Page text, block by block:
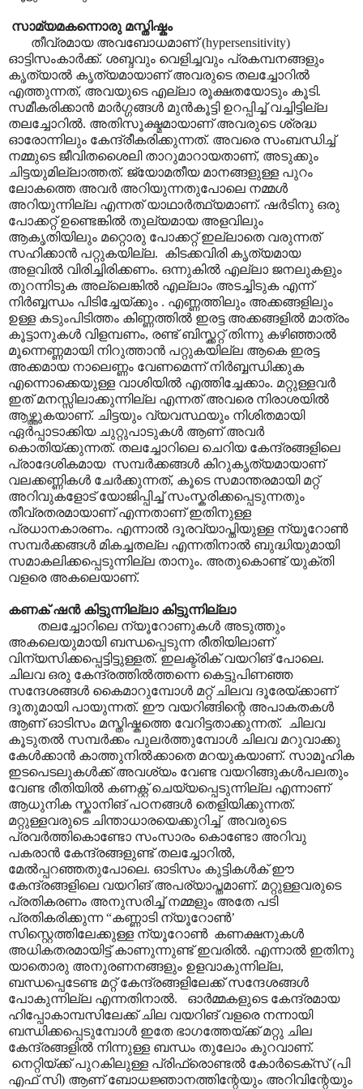
സാമ്യമകന്നൊരു മസ്തിഷ്കം
തീവ്രമായ അവബോധമാണ് (hypersensitivity)
ഓട്ടിസംകാർക്ക്. ശബ്ദവും വെളിച്ചവും പ്രകമ്പനങ്ങളും
കൃത്യാൽ കൃത്യമായാണ് അവരുടെ തലച്ചോറിൽ
എത്തുന്നത്, അവയുടെ എല്ലാ രൂക്ഷതയോടും കൂടി.
സമീകരിക്കാൻ മാർഗ്ഗങ്ങൾ മുൻകൂട്ടി ഉറപ്പിച്ച് വച്ചിട്ടില്ല
തലച്ചോറിൽ. അതിസൂക്ഷ്മമായാണ് അവരുടെ ശ്രദ്ധ
ഓരോന്നിലും കേന്ദ്രീകരിക്കുന്നത്. അവരെ സംബന്ധിച്ച്
നമ്മുടെ ജീവിതശൈലി താറുമാറായതാണ്, അടുക്കും
ചിട്ടയുമില്ലാത്തത്. ജ്യോമതീയ മാനങ്ങളുള്ള പുറം
ലോകത്തെ അവർ അറിയുന്നതുപോലെ നമ്മൾ
അറിയുന്നില്ല എന്നത് യാഥാർത്ഥ്യമാണ്. ഷർടിനു ഒരു
പോക്കറ്റ് ഉണ്ടെങ്കിൽ തുല്യമായ അളവിലും
ആകൃതിയിലും മറ്റൊരു പോക്കറ്റ് ഇല്ലാതെ വരുന്നത്
സഹിക്കാൻ പറ്റുകയില്ല. കിടക്കവിരി കൃത്യമായ
അളവിൽ വിരിച്ചിരിക്കണം. ഒന്നുകിൽ എല്ലാ ജനലുകളും
തുറന്നിടുക അല്ലെങ്കിൽ എല്ലാം അടച്ചിടുക എന്ന്
നിർബ്ബന്ധം പിടിച്ചേയ്ക്കും . എണ്ണത്തിലും അക്കങ്ങളിലും
ഉള്ള കടുംപിടിത്തം കിണ്ണത്തിൽ ഇരട്ട അക്കങ്ങളിൽ മാത്രം
കൂട്ടാനുകൾ വിളമ്പണം, രണ്ട് ബിസ്ക്കറ്റ് തിന്നു കഴിഞ്ഞാൽ
മൂന്നെണ്ണമായി നിറുത്താൻ പറ്റുകയില്ല ആകെ ഇരട്ട
അക്കമായ നാലെണ്ണം വേണമെന്ന് നിർബ്ബന്ധിക്കുക
എന്നൊക്കെയുള്ള വാശിയിൽ എത്തിച്ചേക്കാം. മറ്റുള്ളവർ
ഇത് മനസ്സിലാക്കുന്നില്ല എന്നത് അവരെ നിരാശയിൽ
ആഴ്ത്തുകയാണ്. ചിട്ടയും വ്യവസ്ഥയും നിശിതമായി
ഏർപ്പാടാക്കിയ ചുറ്റുപാടുകൾ ആണ് അവർ
കൊതിയ്ക്കുന്നത്. തലച്ചോറിലെ ചെറിയ കേന്ദ്രങ്ങളിലെ
പ്രാദേശികമായ സമ്പർക്കങ്ങൾ കിറുകൃത്യമായാണ്
വലക്കണ്ണികൾ ചേർക്കുന്നത്, കൂടെ സമാന്തരമായി മറ്റ്
അറിവുകളോട് യോജിപ്പിച്ച് സംസ്കരിക്കപ്പെടുന്നതും
തീവ്രതരമായാണ് എന്നതാണ് ഇതിനുള്ള
പ്രധാനകാരണം. എന്നാൽ ദൂരവ്യാപ്തിയുള്ള ന്യൂറോൺ
സമ്പർക്കങ്ങൾ മികച്ചതല്ല എന്നതിനാൽ ബുദ്ധിയുമായി
സമാകലിക്കപ്പെടുന്നില്ല താനും. അതുകൊണ്ട് യുക്തി
വളരെ അകലെയാണ്.
കണക് ഷൻ കിട്ടുന്നില്ലാ കിട്ടുന്നില്ലാ
തലച്ചോറിലെ ന്യൂറോണുകൾ അടുത്തും
അകലെയുമായി ബന്ധപ്പെടുന്ന രീതിയിലാണ്
വിന്യസിക്കപ്പെട്ടിട്ടുള്ളത്. ഇലക്ട്രിക് വയറിങ് പോലെ.
ചിലവ ഒരു കേന്ദ്രത്തിൽത്തന്നെ കെട്ടുപിണഞ്ഞ
സന്ദേശങ്ങൾ കൈമാറുമ്പോൾ മറ്റ് ചിലവ ദൂരേയ്ക്കാണ്
ദൂതുമായി പായുന്നത്. ഈ വയറിങ്ങിന്റെ അപാകതകൾ
ആണ് ഓടിസം മസ്തിഷ്കത്തെ വേറിട്ടതാക്കുന്നത്. ചിലവ
കൂടുതൽ സമ്പർക്കം പുലർത്തുമ്പോൾ ചിലവ മറുവാക്കു
കേൾക്കാൻ കാത്തുനിൽക്കാതെ മറയുകയാണ്. സാമൂഹിക
ഇടപെടലുകൾക്ക് അവശ്യം വേണ്ട വയറിങ്ങുകൾപലതും
വേണ്ട രീതിയിൽ കണക്റ്റ് ചെയ്യപ്പെടുന്നില്ല എന്നാണ്
ആധുനിക സ്കാനിങ് പഠനങ്ങൾ തെളിയിക്കുന്നത്.
മറ്റുള്ളവരുടെ ചിന്താധാരയെക്കുറിച്ച് അവരുടെ
പ്രവർത്തികൊണ്ടോ സംസാരം കൊണ്ടോ അറിവു
പകരാൻ കേന്ദ്രങ്ങളുണ്ട് തലച്ചോറിൽ,
മേൽ‌പ്പറഞ്ഞതുപോലെ. ഓടിസം കുട്ടികൾക് ഈ
കേന്ദ്രങ്ങളിലെ വയറിങ് അപര്യാപ്തമാണ്. മറ്റുള്ളവരുടെ
പ്രതികരണം അനുസരിച്ച് നമ്മളും അതേ പടി
പ്രതികരിക്കുന്ന “കണ്ണാടി ന്യൂറോൺ’
സിസ്റ്റെത്തിലേക്കുള്ള ന്യൂറോൺ കണക്ഷനുകൾ
അധികതരമായിട്ട് കാണുന്നുണ്ട് ഇവരിൽ. എന്നാൽ ഇതിനു
യാതൊരു അനുരണനങ്ങളും ഉളവാകുന്നില്ല,
ബന്ധപ്പെടേണ്ട മറ്റ് കേന്ദ്രങ്ങളിലേക്ക് സന്ദേശങ്ങൾ
പോകുന്നില്ല എന്നതിനാൽ. ഓർമ്മകളുടെ കേന്ദ്രമായ
ഹിപ്പോകാമ്പസിലേക്ക് ചില വയറിങ് വളരെ നന്നായി
ബന്ധിക്കപ്പെടുമ്പോൾ ഇതേ ഭാഗത്തേയ്ക്ക് മറ്റു ചില
കേന്ദ്രങ്ങളിൽ നിന്നുള്ള ബന്ധം തുലോം കുറവാണ്.
നെറ്റിയ്ക്ക് പുറകിലുള്ള പ്രിഫ്രൊണ്ടൽ കോർടെക്സ് (പി
എഫ് സി) ആണ് ബോധജ്ഞാനത്തിന്റേയും അറിവിന്റേയും